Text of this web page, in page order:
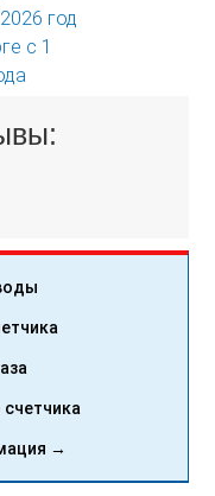
счетчика
→